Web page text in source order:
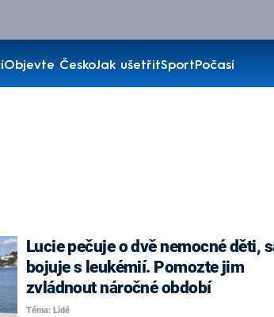
Objevte ČeskoJak ušetřitSportPočasí
Lucie pečuje o dvě nemocné děti,
bojuje s leukémií. Pomozte jim
zvládnout náročné období
Téma: Lidé